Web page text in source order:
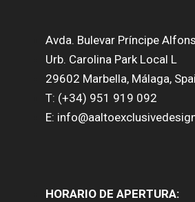
Avda. Bulevar Príncipe
Urb. Carolina Park Local L
29602 Marbella, Málaga,
T: (+34) 951 919 092
E:
HORARIO DE APERTURA: